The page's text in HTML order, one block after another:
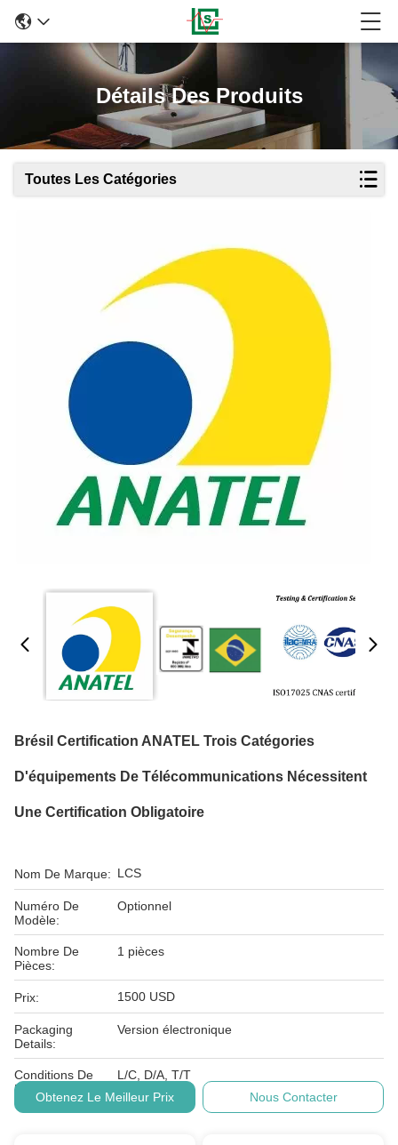
Détails Des Produits
Toutes Les Catégories
Brésil Certification ANATEL Trois Catégories
D'équipements De Télécommunications Nécessitent
Une Certification Obligatoire
Nom De Marque: LCS
Numéro De
Modèle:
Optionnel
Nombre De
Pièces:
1 pièces
Prix: 1500 USD
Packaging
Details:
Version électronique
Conditions De
Paiement:
L/C, D/A, T/T
Obtenez Le Meilleur Prix
Nous Contacter